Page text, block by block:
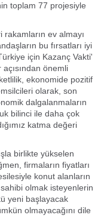
toplam 77 projesiyle
ev almayı
bu fırsatları iyi
için Kazanç Vakti'
önemli
ekonomide pozitif
olarak, son
dalgalanmaların
bilinci ile daha çok
katma değeri
birlikte yükselen
firmaların fiyatları
konut alanların
sahibi olmak isteyenlerin
yeni başlayacak
olmayacağını dile